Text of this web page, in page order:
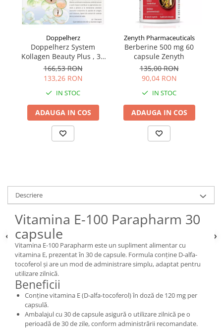
Doppelherz
Doppelherz System
Kollagen Beauty Plus , 30
Flacoane Unidoza
166,53 RON
133,26 RON
IN STOC
ADAUGA IN COS
Zenyth Pharmaceuticals
Berberine 500 mg 60
capsule Zenyth
135,00 RON
90,04 RON
IN STOC
ADAUGA IN COS
Descriere
Vitamina E-100 Parapharm 30
capsule
Vitamina E-100 Parapharm este un supliment alimentar cu
vitamina E, prezentat în 30 de capsule. Formula conține D-alfa-
tocoferol și are un mod de administrare simplu, adaptat pentru
utilizare zilnică.
Beneficii
Conține vitamina E (D-alfa-tocoferol) în doză de 120 mg per
capsulă.
Ambalajul cu 30 de capsule asigură o utilizare zilnică pe o
perioadă de 30 de zile, conform administrării recomandate.